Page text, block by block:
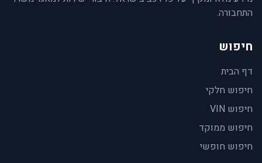
התחבורה.
חיפוש
דף הבית
חיפוש חלקי
חיפוש VIN
חיפוש ממוקד
חיפוש חופשי